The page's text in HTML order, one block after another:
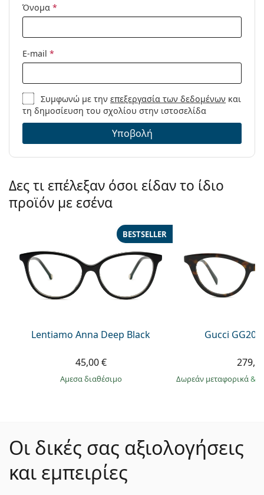
καθαρισμού:
Άλλα
Τύπος:
Μάρκα:
Gucci
Μοντέλο:
GG1817O 001 55
Όνομα *
E-mail *
Συμφωνώ με τηνεπεξεργασία των δεδομένων και
τη δημοσίευση του σχολίου στην ιστοσελίδα
Υποβολή
Δες τι επέλεξαν όσοι είδαν το ίδιο
προϊόν με εσένα
Lentiamo Anna Deep Black
BESTSELLER
45,00 €
άμεσα διαθέσιμο
Gucci
Δωρεάν μεταφορικά&
Οι δικές σας αξιολογήσεις
και εμπειρίες